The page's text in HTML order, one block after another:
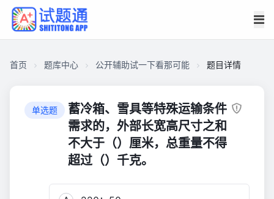
首页 题库中心 公开辅助试一下看那可能 题目详情
单选题
蓄冷箱、雪具等特殊运输条件
需求的，外部长宽高尺寸之和
不大于（）厘米，总重量不得
超过（）千克。